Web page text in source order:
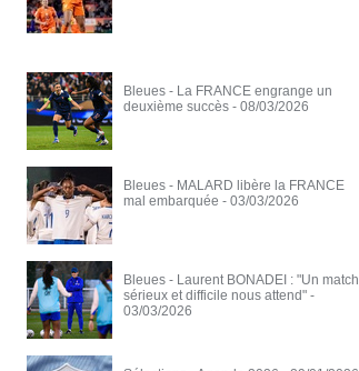
Bleues - La FRANCE engrange un
deuxième succès - 08/03/2026
Bleues - MALARD libère la FRANCE
mal embarquée - 03/03/2026
Bleues - Laurent BONADEI : "Un match
sérieux et difficile nous attend" -
03/03/2026